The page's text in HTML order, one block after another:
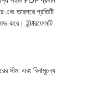
তারপরে প্রতিটি
করে। ইন্টারফেসটি
সীমা এবং বিনামূল্যে